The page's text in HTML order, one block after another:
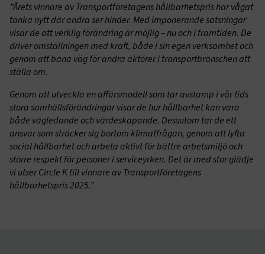
”Årets vinnare av Transportföretagens hållbarhetspris har vågat
tänka nytt där andra ser hinder. Med imponerande satsningar
visar de att verklig förändring är möjlig – nu och i framtiden. De
driver omställningen med kraft, både i sin egen verksamhet och
genom att bana väg för andra aktörer i transportbranschen att
ställa om.
Genom att utveckla en affärsmodell som tar avstamp i vår tids
stora samhällsförändringar visar de hur hållbarhet kan vara
både vägledande och värdeskapande. Dessutom tar de ett
ansvar som sträcker sig bortom klimatfrågan, genom att lyfta
social hållbarhet och arbeta aktivt för bättre arbetsmiljö och
större respekt för personer i serviceyrken. Det är med stor glädje
vi utser Circle K till vinnare av Transportföretagens
hållbarhetspris 2025.”